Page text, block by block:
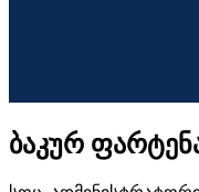
ბაკურ